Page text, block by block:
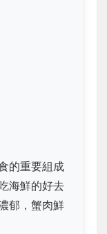
的重要組成
海鮮的好去
郁，蟹肉鮮